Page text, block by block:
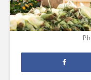
10
La «
Laure